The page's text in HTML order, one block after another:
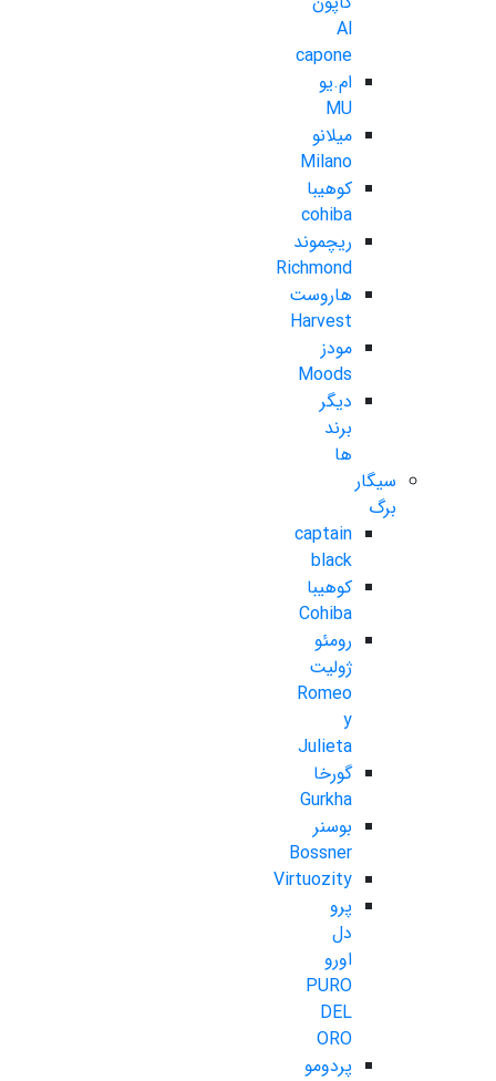
Al
capone
ام.یو
MU
میلانو
Milano
کوهیبا
cohiba
ریچموند
Richmond
هاروست
Harvest
مودز
Moods
دیگر
برند
ها
سیگار
برگ
captain
black
کوهیبا
Cohiba
رومئو
ژولیت
Romeo
y
Julieta
گورخا
Gurkha
بوسنر
Bossner
Virtuozity
پرو
دل
اورو
PURO
DEL
ORO
پردومو